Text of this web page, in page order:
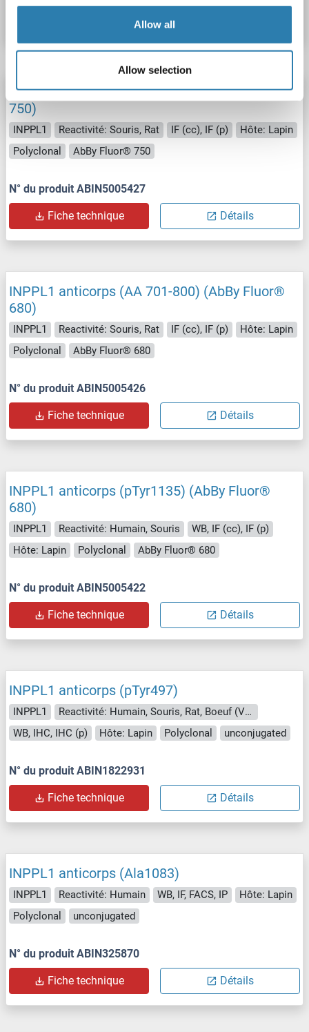
Allow all
Allow selection
INPPL1 anticorps (AA 701-800) (AbBy Fluor®
750)
INPPL1 Reactivité: Souris, Rat IF (cc), IF (p)
Hôte: Lapin
Polyclonal
AbBy Fluor® 750
N° du produit ABIN5005427
Fiche technique Détails
INPPL1 anticorps (AA 701-800) (AbBy Fluor®
680)
INPPL1 Reactivité: Souris, Rat IF (cc), IF (p)
Hôte: Lapin
Polyclonal
AbBy Fluor® 680
N° du produit ABIN5005426
Fiche technique Détails
INPPL1 anticorps (pTyr1135) (AbBy Fluor®
680)
INPPL1 Reactivité: Humain, Souris
WB, IF (cc), IF (p)
Hôte: Lapin
Polyclonal AbBy Fluor® 680
N° du produit ABIN5005422
Fiche technique Détails
INPPL1 anticorps (pTyr497)
INPPL1
Reactivité: Humain, Souris, Rat, Boeuf (Vache), Chien, Cheval, Singe, Macaque rhésus
WB, IHC, IHC (p)
Hôte: Lapin Polyclonal unconjugated
N° du produit ABIN1822931
Fiche technique Détails
INPPL1 anticorps (Ala1083)
INPPL1 Reactivité: Humain WB, IF, FACS, IP
Hôte: Lapin
Polyclonal
unconjugated
N° du produit ABIN325870
Fiche technique Détails